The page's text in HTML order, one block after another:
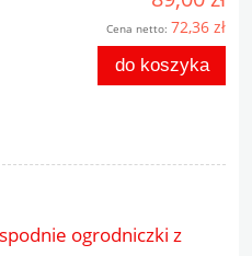
Cena netto: 72,36 zł
do koszyka
ogrodniczki z